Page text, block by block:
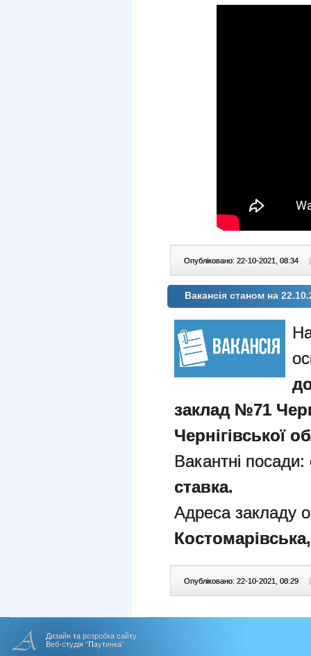
Опубліковано: 22-10-2021, 08:34 |
Вакансія станом на
заклад №71
Чернігівської
Вакантні посади:
ставка.
Адреса закладу
Опубліковано: 22-10-2021, 08:29 |
Дизайн та розробка сайту
Веб-студія "Паутинка"